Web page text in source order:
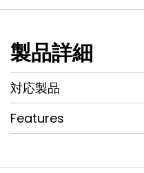
製品詳細
対応製品
Features